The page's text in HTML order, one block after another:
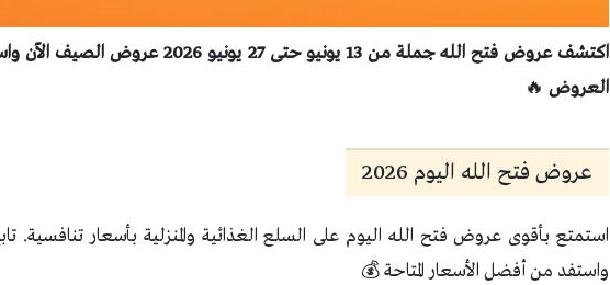
اكتشف عروض فتح الله جملة من 13 يونيو حتى
العروض 🔥
عروض فتح الله اليوم 2026
استمتع بأقوى عروض فتح الله اليوم على السلع الغذائية والمنزلية بأسعار تنافسية.
واستفد من أفضل الأسعار المتاحة 💰